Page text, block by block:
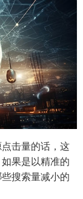
击量的话，这
果是以精准的
搜索量减小的